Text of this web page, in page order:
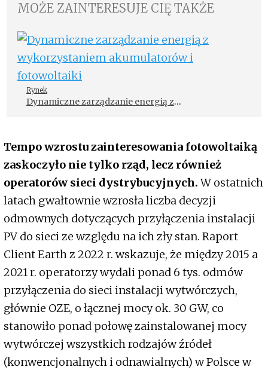
MOŻE ZAINTERESUJE CIĘ TAKŻE
Rynek
Dynamiczne zarządzanie energią z
Tempo wzrostu zainteresowania fotowoltaiką
zaskoczyło nie tylko rząd, lecz również
operatorów sieci dystrybucyjnych.W ostatnich
latach gwałtownie wzrosła liczba decyzji
odmownych dotyczących przyłączenia instalacji
PV do sieci ze względu na ich zły stan. Raport
Client Earth z 2022 r. wskazuje, że między 2015 a
2021 r. operatorzy wydali ponad 6 tys. odmów
przyłączenia do sieci instalacji wytwórczych,
głównie OZE, o łącznej mocy ok. 30 GW, co
stanowiło ponad połowę zainstalowanej mocy
wytwórczej wszystkich rodzajów źródeł
(konwencjonalnych i odnawialnych) w Polsce w